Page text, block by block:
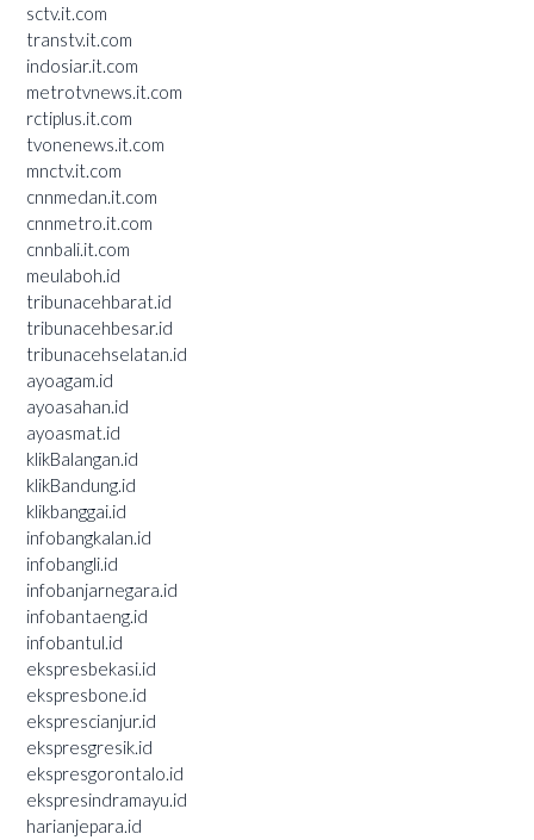
sctv.it.com
transtv.it.com
indosiar.it.com
metrotvnews.it.com
rctiplus.it.com
tvonenews.it.com
mnctv.it.com
cnnmedan.it.com
cnnmetro.it.com
cnnbali.it.com
meulaboh.id
tribunacehbarat.id
tribunacehbesar.id
tribunacehselatan.id
ayoagam.id
ayoasahan.id
ayoasmat.id
klikBalangan.id
klikBandung.id
klikbanggai.id
infobangkalan.id
infobangli.id
infobanjarnegara.id
infobantaeng.id
infobantul.id
ekspresbekasi.id
ekspresbone.id
eksprescianjur.id
ekspresgresik.id
ekspresgorontalo.id
ekspresindramayu.id
harianjepara.id